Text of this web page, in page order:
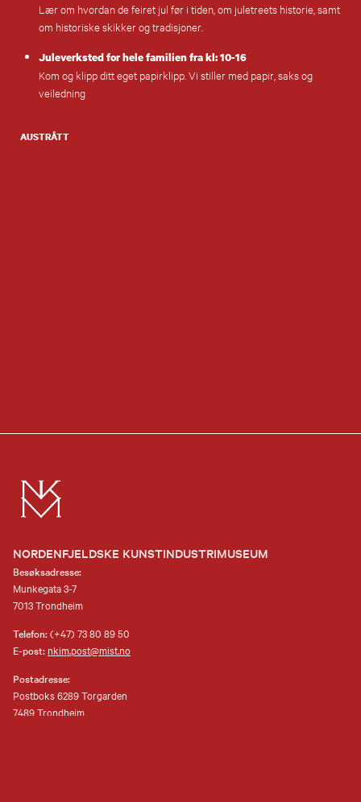
Lær om hvordan de feiret jul før i tiden, om juletreets historie, samt
om historiske skikker og tradisjoner.
Juleverksted for hele familien fra kl: 10-16
Kom og klipp ditt eget papirklipp. Vi stiller med papir, saks og
veiledning
AUSTRÅTT
NORDENFJELDSKE KUNSTINDUSTRIMUSEUM
Besøksadresse:
Munkegata 3-7
7013 Trondheim
Telefon:(+47) 73 80 89 50
E-post: nkim.post@mist.no
Postadresse:
Postboks 6289 Torgarden
7489 Trondheim